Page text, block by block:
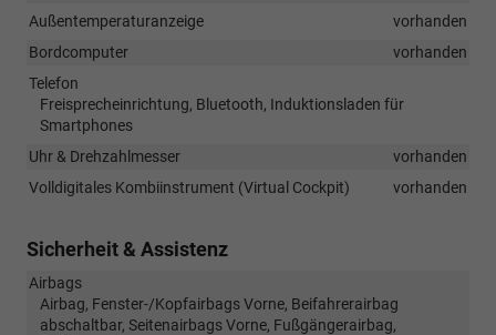
Außentemperaturanzeige
vorhanden
Bordcomputer
vorhanden
Telefon
Freisprecheinrichtung, Bluetooth, Induktionsladen für
Smartphones
Uhr & Drehzahlmesser
vorhanden
Volldigitales Kombiinstrument (Virtual Cockpit)
vorhanden
Sicherheit & Assistenz
Airbags
Airbag, Fenster-/Kopfairbags Vorne, Beifahrerairbag
abschaltbar, Seitenairbags Vorne, Fußgängerairbag,